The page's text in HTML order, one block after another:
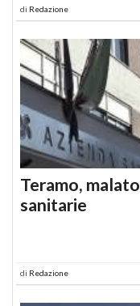
di Redazione
Teramo,
sanitarie
di Redazione